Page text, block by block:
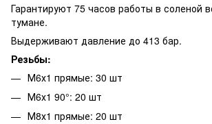
Гарантируют 75 часов работы в соленой
тумане.
Выдерживают давление до 413 бар.
Резьбы:
М6х1 прямые: 30 шт
М6х1 90°: 20 шт
М8х1 прямые: 20 шт